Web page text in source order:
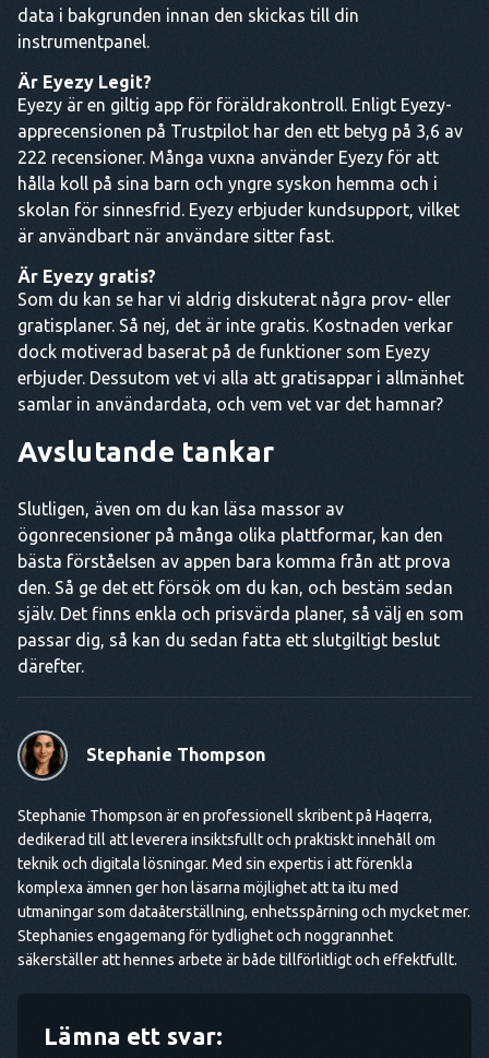
data i bakgrunden innan den skickas till din
instrumentpanel.
Är Eyezy Legit?
Eyezy är en giltig app för föräldrakontroll. Enligt Eyezy-
apprecensionen på Trustpilot har den ett betyg på 3,6 av
222 recensioner. Många vuxna använder Eyezy för att
hålla koll på sina barn och yngre syskon hemma och i
skolan för sinnesfrid. Eyezy erbjuder kundsupport, vilket
är användbart när användare sitter fast.
Är Eyezy gratis?
Som du kan se har vi aldrig diskuterat några prov- eller
gratisplaner. Så nej, det är inte gratis. Kostnaden verkar
dock motiverad baserat på de funktioner som Eyezy
erbjuder. Dessutom vet vi alla att gratisappar i allmänhet
samlar in användardata, och vem vet var det hamnar?
Avslutande tankar
Slutligen, även om du kan läsa massor av
ögonrecensioner på många olika plattformar, kan den
bästa förståelsen av appen bara komma från att prova
den. Så ge det ett försök om du kan, och bestäm sedan
själv. Det finns enkla och prisvärda planer, så välj en som
passar dig, så kan du sedan fatta ett slutgiltigt beslut
därefter.
Stephanie Thompson
Stephanie Thompson är en professionell skribent på Haqerra,
dedikerad till att leverera insiktsfullt och praktiskt innehåll om
teknik och digitala lösningar. Med sin expertis i att förenkla
komplexa ämnen ger hon läsarna möjlighet att ta itu med
utmaningar som dataåterställning, enhetsspårning och mycket mer.
Stephanies engagemang för tydlighet och noggrannhet
säkerställer att hennes arbete är både tillförlitligt och effektfullt.
Lämna ett svar: